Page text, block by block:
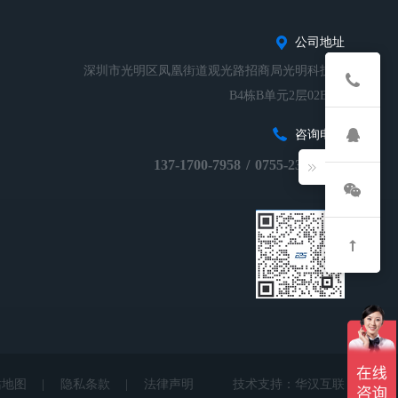
公司地址
深圳市光明区凤凰街道观光路招商局光明科技园
B4栋B单元2层02B-01
咨询电话
137-1700-7958 / 0755-23248674
图 隐私条款 法律声明 技术支持： 华汉互联